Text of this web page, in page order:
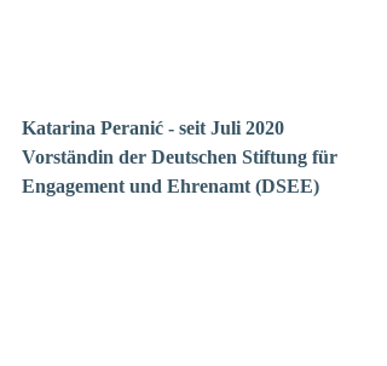
Katarina Peranić - seit Juli 2020
Vorständin der Deutschen Stiftung für
Engagement und Ehrenamt (DSEE)